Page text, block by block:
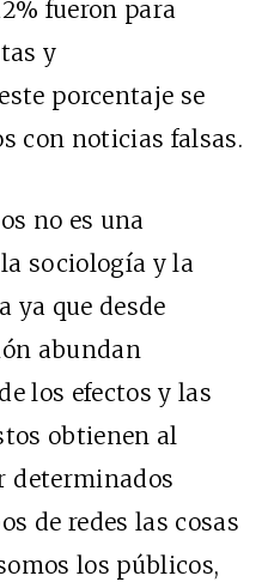
fueron para
y
porcentaje se
con noticias falsas.
no es una
sociología y la
ya que desde
abundan
los efectos y las
obtienen al
determinados
de redes las cosas
los públicos,